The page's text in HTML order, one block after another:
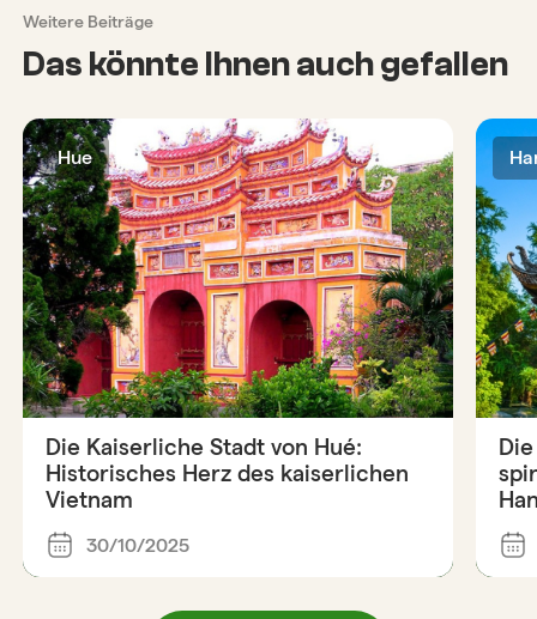
Weitere Beiträge
Das könnte Ihnen auch gefallen
Hue
Die Kaiserliche Stadt von Hué:
Historisches Herz des kaiserlichen
Vietnam
30/10/2025